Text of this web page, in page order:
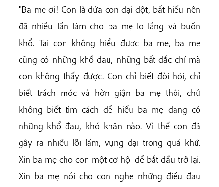
"Ba mẹ ơi! Con là đứa con dại dột, bất hiếu nên
đã nhiều lần làm cho ba mẹ lo lắng và buồn
khổ. Tại con không hiểu được ba mẹ, ba mẹ
cũng có những khổ đau, những bất đắc chí mà
con không thấy được. Con chỉ biết đòi hỏi, chỉ
biết trách móc và hờn giận ba mẹ thôi, chứ
không biết tìm cách để hiểu ba mẹ đang có
những khổ đau, khó khăn nào. Vì thế con đã
gây ra nhiều lỗi lầm, vụng dại trong quá khứ.
Xin ba mẹ cho con một cơ hội để bắt đầu trở lại.
Xin ba mẹ nói cho con nghe những điều đau